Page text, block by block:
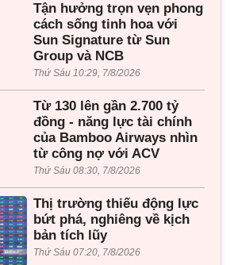
Tận hưởng trọn vẹn phong
cách sống tinh hoa với
Sun Signature từ Sun
Group và NCB
Thứ Sáu 10:29, 7/8/2026
Từ 130 lên gần 2.700 tỷ
đồng - năng lực tài chính
của Bamboo Airways nhìn
từ công nợ với ACV
Thứ Sáu 08:30, 7/8/2026
Thị trường thiếu động lực
bứt phá, nghiêng về kịch
bản tích lũy
Thứ Sáu 07:20, 7/8/2026